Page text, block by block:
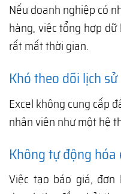
Nếu doanh nghiệp có
hàng, việc tổng hợp
rất mất thời gian.
Khó theo dõi lịch sử
Excel không cung cấp
nhân viên như một hệ
Không tự động
Việc tạo báo giá,